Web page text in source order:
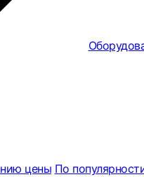
цены По